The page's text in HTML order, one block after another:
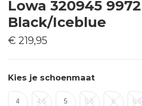
Lowa 320945 9972
Black/Iceblue
€ 219,95
Kies je schoenmaat
4 4.5 5 5.5 6 6.5